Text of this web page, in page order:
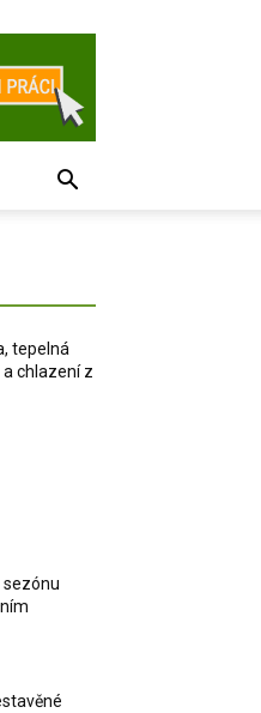
tepelná
chlazení z
sezónu